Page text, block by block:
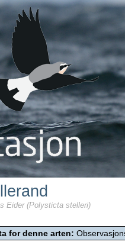
Eider (Polysticta stelleri)
for denne arten: